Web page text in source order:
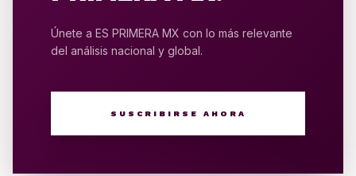
Únete a ES PRIMERA MX con lo más relevante
del análisis nacional y global.
SUSCRIBIRSE AHORA